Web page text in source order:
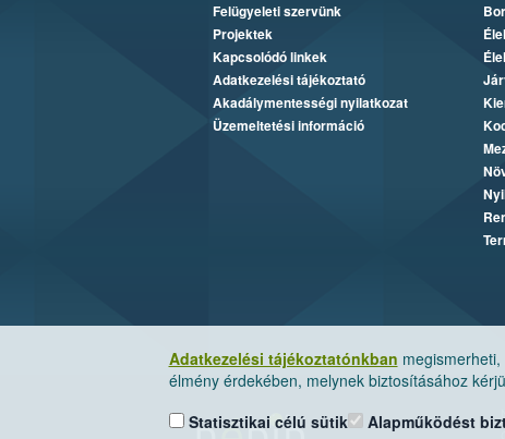
Adatkezelési tájékoztatónkban
élmény érdekében, melynek biztosításához
Statisztikai célú sütik
Alapműködést
Felügyeleti szervünk
Projektek
Kapcsolódó linkek
Adatkezelési tájékoztató
Akadálymentességi nyilatkozat
Üzemeltetési információ